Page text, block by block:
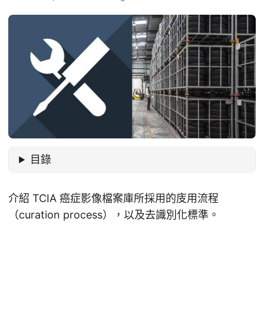
目錄
介紹 TCIA 癌症影像檔案庫所採用的庋用流程
（curation process），以及去識別化標準。